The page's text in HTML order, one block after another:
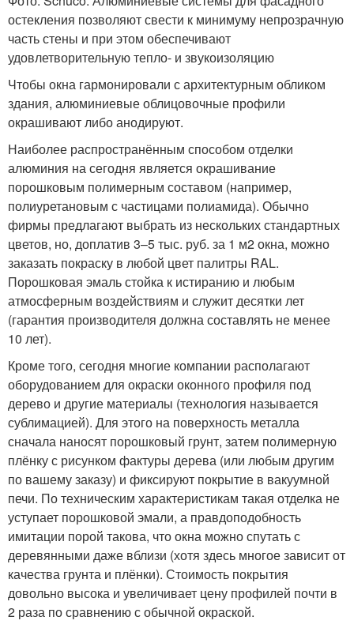
остекления позволяют свести к минимуму непрозрачную
часть стены и при этом обеспечивают
удовлетворительную тепло- и звукоизоляцию
Чтобы окна гармонировали с архитектурным обликом
здания, алюминиевые облицовочные профили
окрашивают либо анодируют.
Наиболее распространённым способом отделки
алюминия на сегодня является окрашивание
порошковым полимерным составом (например,
полиуретановым с частицами полиамида). Обычно
фирмы предлагают выбрать из нескольких стандартных
цветов, но, доплатив 3–5 тыс. руб. за 1 м2 окна, можно
заказать покраску в любой цвет палитры RAL.
Порошковая эмаль стойка к истиранию и любым
атмосферным воздействиям и служит десятки лет
(гарантия производителя должна составлять не менее
10 лет).
Кроме того, сегодня многие компании располагают
оборудованием для окраски оконного профиля под
дерево и другие материалы (технология называется
сублимацией). Для этого на поверхность металла
сначала наносят порошковый грунт, затем полимерную
плёнку с рисунком фактуры дерева (или любым другим
по вашему заказу) и фиксируют покрытие в вакуумной
печи. По техническим характеристикам такая отделка не
уступает порошковой эмали, а правдоподобность
имитации порой такова, что окна можно спутать с
деревянными даже вблизи (хотя здесь многое зависит от
качества грунта и плёнки). Стоимость покрытия
довольно высока и увеличивает цену профилей почти в
2 раза по сравнению с обычной окраской.